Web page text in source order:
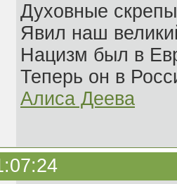
Духовные
Явил наш
Нацизм был в
Теперь он в
Алиса Деева